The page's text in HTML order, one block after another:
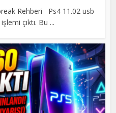
Rehberi Ps4 11.02 usb
çıktı. Bu ...